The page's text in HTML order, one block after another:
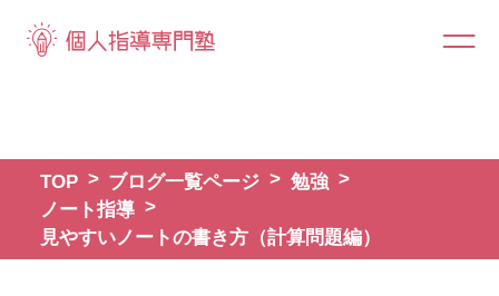
TOP ブログ一覧ページ
勉強
ノート指導
見やすいノートの書き方（計算問題編）